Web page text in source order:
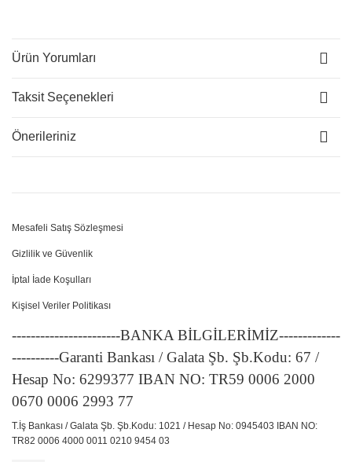
Ürün Yorumları
Taksit Seçenekleri
Önerileriniz
Mesafeli Satış Sözleşmesi
Gizlilik ve Güvenlik
İptal İade Koşulları
Kişisel Veriler Politikası
-----------------------BANKA BİLGİLERİMİZ-------------
----------Garanti Bankası / Galata Şb. Şb.Kodu: 67 /
Hesap No: 6299377 IBAN NO: TR59 0006 2000
0670 0006 2993 77
T.İş Bankası / Galata Şb. Şb.Kodu: 1021 / Hesap No: 0945403 IBAN NO:
TR82 0006 4000 0011 0210 9454 03